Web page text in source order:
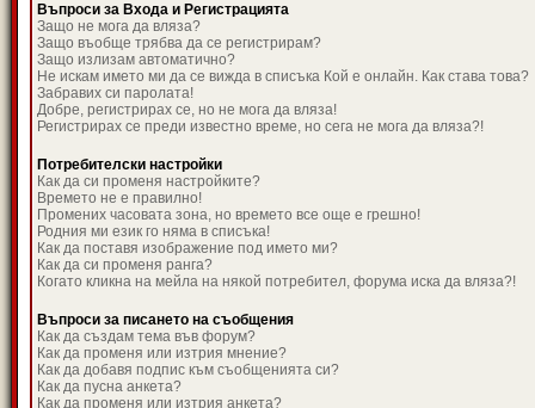
Въпроси за Входа и Регистрацията
Защо не мога да вляза?
Защо въобще трябва да се регистрирам?
Защо излизам автоматично?
Не искам името ми да се вижда в списъка Кой е онлайн. Как става това?
Забравих си паролата!
Добре, регистрирах се, но не мога да вляза!
Регистрирах се преди известно време, но сега не мога да вляза?!
Потребителски настройки
Как да си променя настройките?
Времето не е правилно!
Промених часовата зона, но времето все още е грешно!
Родния ми език го няма в списъка!
Как да поставя изображение под името ми?
Как да си променя ранга?
Когато кликна на мейла на някой потребител, форума иска да вляза?!
Въпроси за писането на съобщения
Как да създам тема във форум?
Как да променя или изтрия мнение?
Как да добавя подпис към съобщенията си?
Как да пусна анкета?
Как да променя или изтрия анкета?